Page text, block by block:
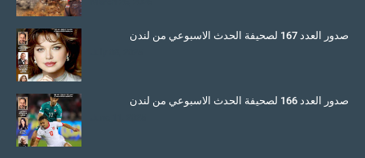
صدور العدد 167 لصحيفة الحدث الاسبوعي من لندن
صدور العدد 166 لصحيفة الحدث الاسبوعي من لندن